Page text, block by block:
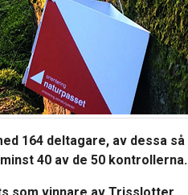
164 deltagare, av dessa så
40 av de 50 kontrollerna.